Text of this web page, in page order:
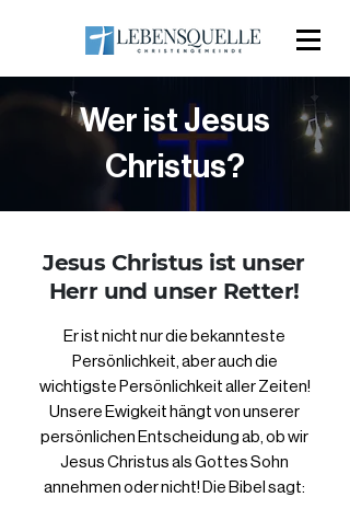
Wer ist Jesus
Christus?
Jesus Christus ist unser
Herr und unser Retter!
Er ist nicht nur die bekannteste
Persönlichkeit, aber auch die
wichtigste Persönlichkeit aller Zeiten!
Unsere Ewigkeit hängt von unserer
persönlichen Entscheidung ab, ob wir
Jesus Christus als Gottes Sohn
annehmen oder nicht! Die Bibel sagt: